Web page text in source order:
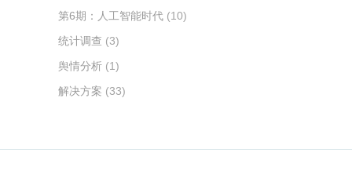
第6期：人工智能时代 (10)
统计调查 (3)
舆情分析 (1)
解决方案 (33)